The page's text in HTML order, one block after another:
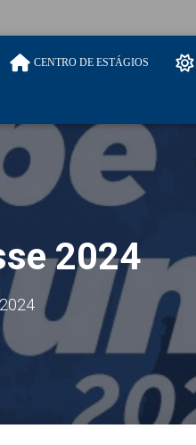
CENTRO DE ESTÁGIOS
2024